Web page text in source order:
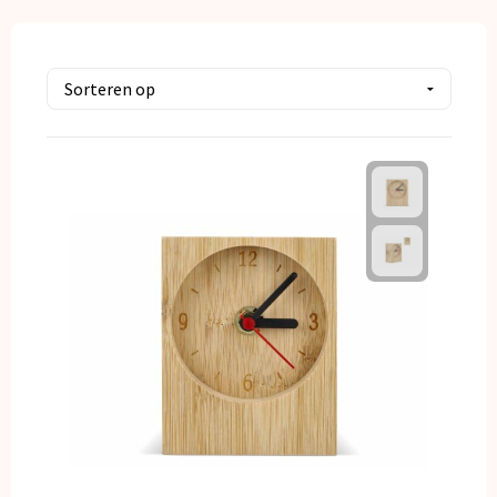
Persoonlijke verzorging
Reisbenodigdheden
Sleutelhangers en Lanyards